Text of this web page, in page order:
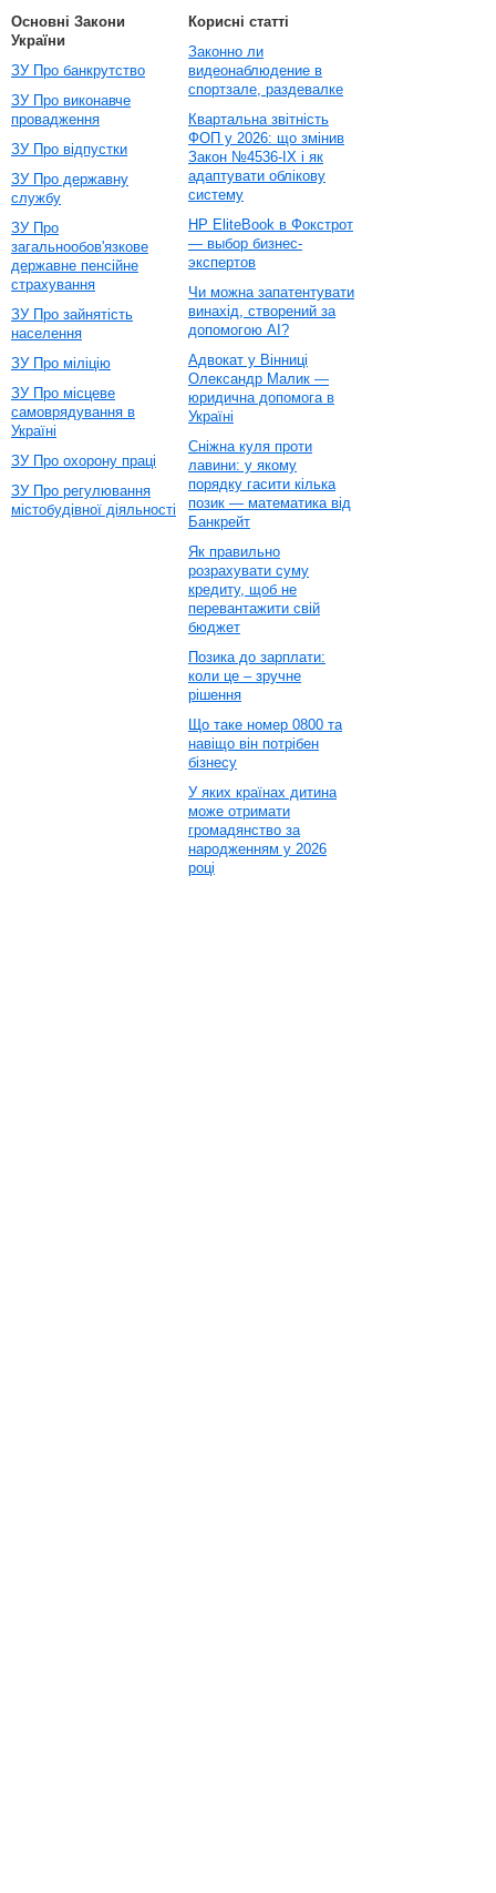
Основні Закони
України
ЗУ Про банкрутство
ЗУ Про виконавче
провадження
ЗУ Про відпустки
ЗУ Про державну
службу
ЗУ Про
загальнообов'язкове
державне пенсійне
страхування
ЗУ Про зайнятість
населення
ЗУ Про міліцію
ЗУ Про місцеве
самоврядування в
Україні
ЗУ Про охорону праці
ЗУ Про регулювання
містобудівної діяльності
Корисні статті
Законно ли
видеонаблюдение в
спортзале, раздевалке
Квартальна звітність
ФОП у 2026: що змінив
Закон №4536-IX і як
адаптувати облікову
систему
HP EliteBook в Фокстрот
— выбор бизнес-
экспертов
Чи можна запатентувати
винахід, створений за
допомогою AI?
Адвокат у Вінниці
Олександр Малик —
юридична допомога в
Україні
Сніжна куля проти
лавини: у якому
порядку гасити кілька
позик — математика від
Банкрейт
Як правильно
розрахувати суму
кредиту, щоб не
перевантажити свій
бюджет
Позика до зарплати:
коли це – зручне
рішення
Що таке номер 0800 та
навіщо він потрібен
бізнесу
У яких країнах дитина
може отримати
громадянство за
народженням у 2026
році